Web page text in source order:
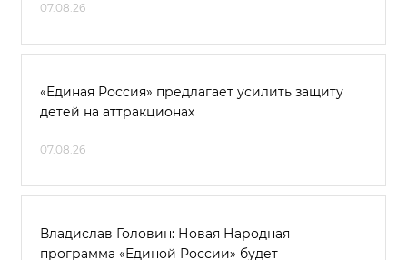
07.08.26
«Единая Россия» предлагает усилить защиту
детей на аттракционах
07.08.26
Владислав Головин: Новая Народная
программа «Единой России» будет